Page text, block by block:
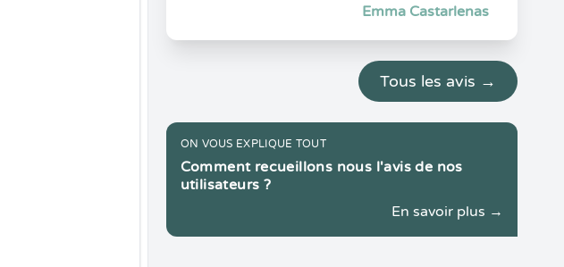
Emma Castarlenas
Tous les avis →
ON VOUS EXPLIQUE TOUT
Comment recueillons nous l'avis de nos
utilisateurs ?
En savoir plus →